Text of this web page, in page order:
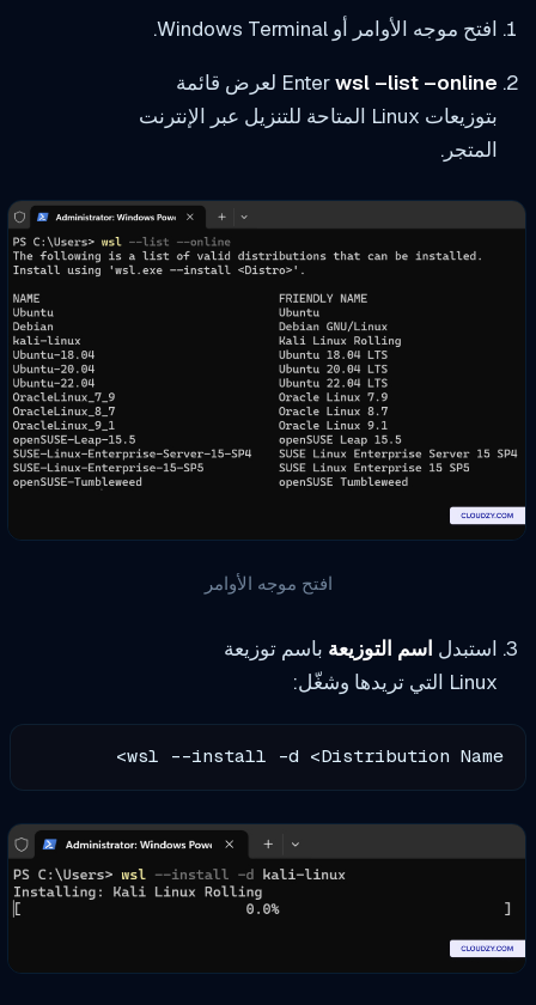
افتح موجه الأوامر أو Windows Terminal.
Enterwsl –list –online
لعرض قائمة
بتوزيعات Linux المتاحة للتنزيل عبر الإنترنت
المتجر.
افتح موجه الأوامر
استبدلاسم التوزيعة باسم توزيعة
Linux التي تريدها وشغّل:
wsl --install -d <Distribution Name>